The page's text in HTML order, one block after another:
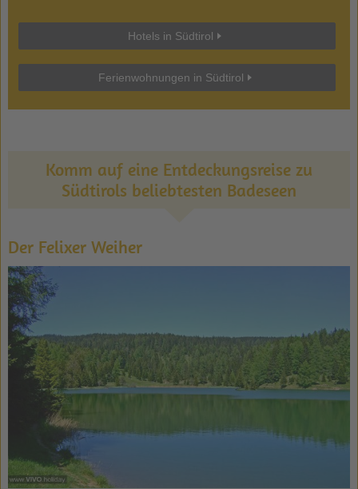
Hotels in Südtirol
Ferienwohnungen in Südtirol
Komm auf eine Entdeckungsreise zu
Südtirols beliebtesten Badeseen
Der Felixer Weiher